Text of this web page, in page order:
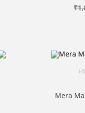
₹
Mera